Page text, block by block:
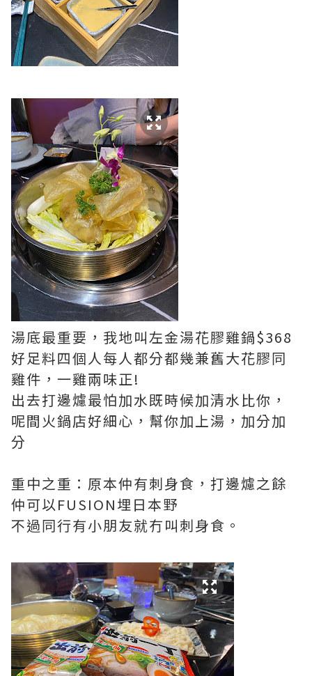
湯底最重要，我地叫左金湯花膠雞鍋$368
好足料四個人每人都分都幾兼舊大花膠同
雞件，一雞兩味正!
出去打邊爈最怕加水既時候加清水比你，
呢間火鍋店好細心，幫你加上湯，加分加
分
重中之重：原本仲有刺身食，打邊爈之餘
仲可以FUSION埋日本野
不過同行有小朋友就冇叫刺身食。